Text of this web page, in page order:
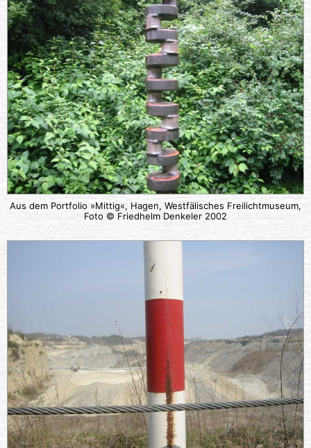
Aus dem Portfolio »Mittig«, Hagen, Westfälisches Freilichtmuseum,
Foto © Friedhelm Denkeler 2002